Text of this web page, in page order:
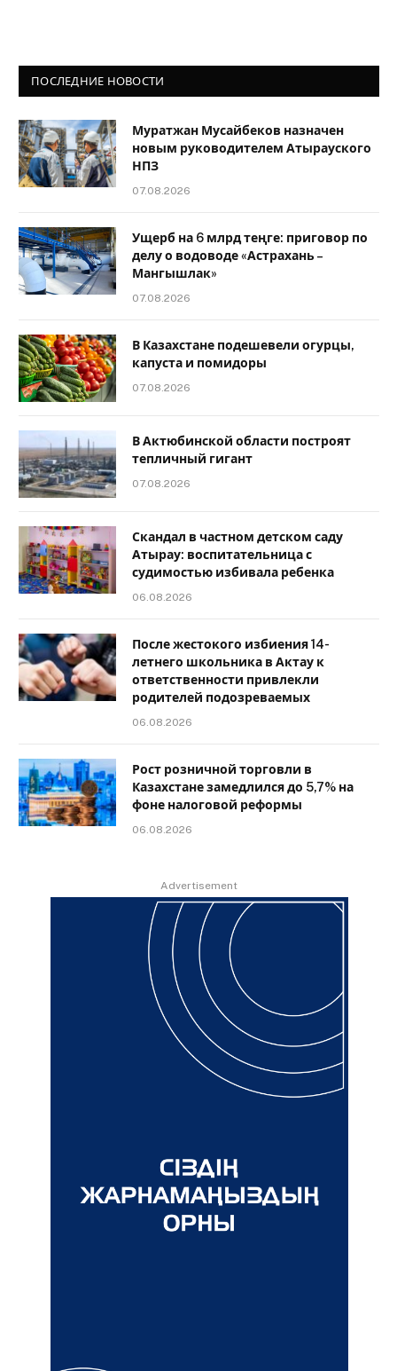
ПОСЛЕДНИЕ НОВОСТИ
Муратжан Мусайбеков назначен
новым руководителем Атырауского
НПЗ
07.08.2026
Ущерб на 6 млрд теңге: приговор по
делу о водоводе «Астрахань –
Мангышлак»
07.08.2026
В Казахстане подешевели огурцы,
капуста и помидоры
07.08.2026
В Актюбинской области построят
тепличный гигант
07.08.2026
Скандал в частном детском саду
Атырау: воспитательница с
судимостью избивала ребенка
06.08.2026
После жестокого избиения 14-
летнего школьника в Актау к
ответственности привлекли
родителей подозреваемых
06.08.2026
Рост розничной торговли в
Казахстане замедлился до 5,7% на
фоне налоговой реформы
06.08.2026
Advertisement